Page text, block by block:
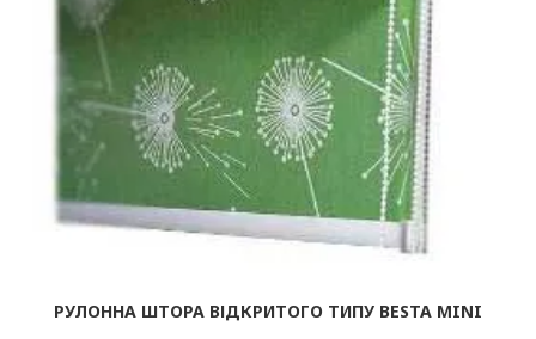
РУЛОННА ШТОРА ВІДКРИТОГО ТИПУ BESTA MINI